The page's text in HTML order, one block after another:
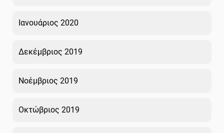
Ιανουάριος 2020
Δεκέμβριος 2019
Νοέμβριος 2019
Οκτώβριος 2019